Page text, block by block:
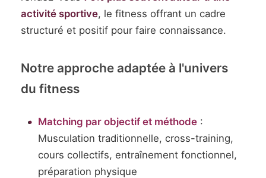
activité sportive, le fitness offrant un cadre
structuré et positif pour faire connaissance.
Notre approche adaptée à l'univers
du fitness
Matching par objectif et méthode:
Musculation traditionnelle, cross-training,
cours collectifs, entraînement fonctionnel,
préparation physique